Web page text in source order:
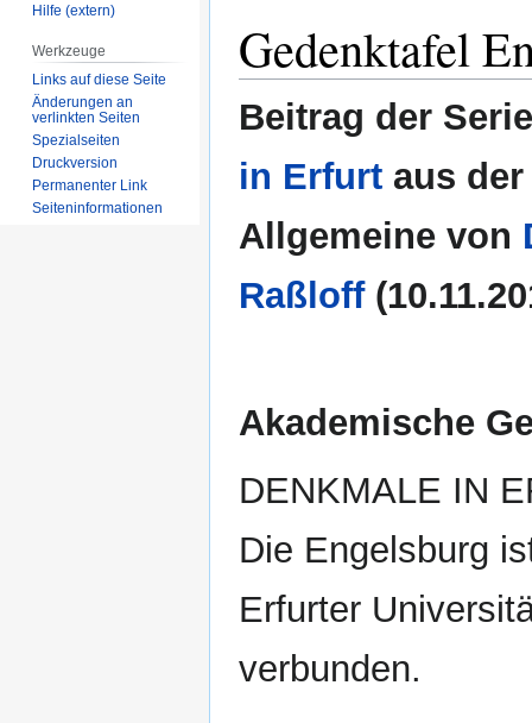
Navigation
springen
Suche
springen
Gedenktafel
Beitrag der
in Erfurt aus
Allgemeine von
Raßloff
Akademische
DENKMALE IN
Die Engelsburg
Erfurter
verbunden.
Hilfe (extern)
Werkzeuge
Links auf diese Seite
Änderungen an
verlinkten Seiten
Spezialseiten
Druckversion
Permanenter Link
Seiten­informationen